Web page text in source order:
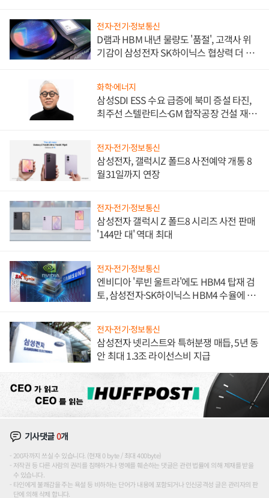
전자·전기·정보통신
D램과 HBM 내년 물량도 '품절', 고객사 위
기감이 삼성전자 SK하이닉스 협상력 더 키
화학·에너지
삼성SDI ESS 수요 급증에 북미 증설 타진,
최주선 스텔란티스·GM 합작공장 건설 재추
전자·전기·정보통신
삼성전자, 갤럭시Z 폴드8 사전예약 개통 8
월31일까지 연장
전자·전기·정보통신
삼성전자 갤럭시 Z 폴드8 시리즈 사전 판매
'144만 대' 역대 최대
전자·전기·정보통신
엔비디아 '루빈 울트라'에도 HBM4 탑재 검
토, 삼성전자·SK하이닉스 HBM4 수율에 주
전자·전기·정보통신
삼성전자 넷리스트와 특허분쟁 매듭, 5년 동
안 최대 1.3조 라이선스비 지급
기사댓글0개
200자까지 쓰실 수 있습니다. (현재 0 byte / 최대 400byte)
저작권 등 다른 사람의 권리를 침해하거나 명예를 훼손하는 댓글은 관련 법률에 의해 제재를 받을
수 있습니다.
타인에게 불쾌감을 주는 욕설 등 비하하는 단어가 내용에 포함되거나 인신공격성 글은 관리자의 판
단에 의해 삭제 합니다.